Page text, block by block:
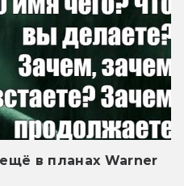
в планах Warner